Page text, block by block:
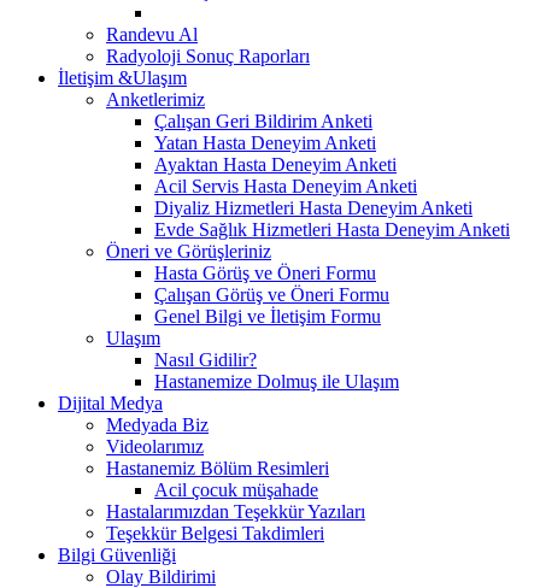
Randevu Al
Radyoloji Sonuç Raporları
İletişim &Ulaşım
Anketlerimiz
Çalışan Geri Bildirim Anketi
Yatan Hasta Deneyim Anketi
Ayaktan Hasta Deneyim Anketi
Acil Servis Hasta Deneyim Anketi
Diyaliz Hizmetleri Hasta Deneyim Anketi
Evde Sağlık Hizmetleri Hasta Deneyim Anketi
Öneri ve Görüşleriniz
Hasta Görüş ve Öneri Formu
Çalışan Görüş ve Öneri Formu
Genel Bilgi ve İletişim Formu
Ulaşım
Nasıl Gidilir?
Hastanemize Dolmuş ile Ulaşım
Dijital Medya
Medyada Biz
Videolarımız
Hastanemiz Bölüm Resimleri
Acil çocuk müşahade
Hastalarımızdan Teşekkür Yazıları
Teşekkür Belgesi Takdimleri
Bilgi Güvenliği
Olay Bildirimi